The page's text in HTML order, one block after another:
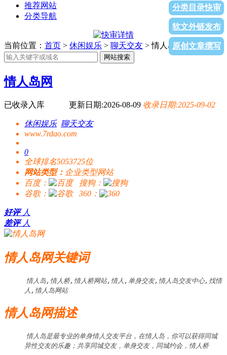
推荐网站
分类导航
分类目录快审
软文外链发布
原创文章撰写
当前位置： 首页 > 休闲娱乐 > 聊天交友 > 情人岛网
网站搜索
情人岛网
已收录入库 更新日期:2026-08-09 收录日期:2025-09-02
休闲娱乐 聊天交友
www.7rdao.com
0
全球排名5053725位
网站类型： 企业类型网站
百度：
搜狗：
谷歌：
360：
好评 人
差评 人
情人岛网关键词
情人岛,情人桥,情人桥网站,情人,单身交友,情人岛交友中心,找情
人,情人岛网站
情人岛网描述
情人岛是最专业的单身情人交友平台，在情人岛，你可以获得同城
异性交友的乐趣；共享同城交友，单身交友，同城约会，情人桥